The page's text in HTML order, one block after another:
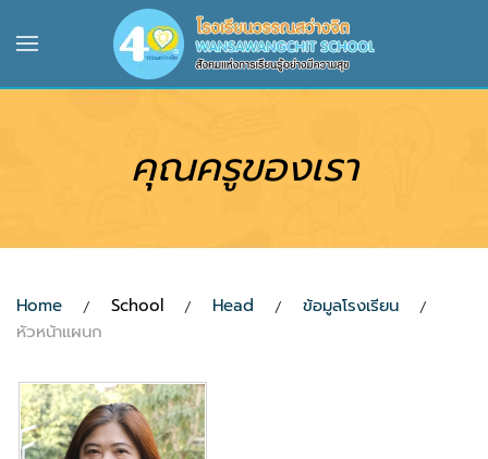
Skip to main content
คุณครูของเรา
Home School Head
ข้อมูลโรงเรียน
หัวหน้าแผนก